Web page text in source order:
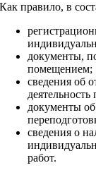
Как правило, в
документы,
помещением;
сведения об
документы
сведения о
работ.